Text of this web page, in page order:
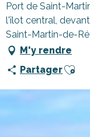
Port de Saint-
l'îlot central,
Saint-Martin-de-Ré
M'y rendre
Partager